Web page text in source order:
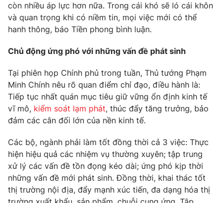
còn nhiều áp lực hơn nữa. Trong cái khó sẽ ló cái khôn
và quan trọng khi có niềm tin, mọi việc mới có thể
hanh thông, báo Tiền phong bình luận.
Chủ động ứng phó với những vấn đề phát sinh
Tại phiên họp Chính phủ trong tuần, Thủ tướng Phạm
Minh Chính nêu rõ quan điểm chỉ đạo, điều hành là:
Tiếp tục nhất quán mục tiêu giữ vững ổn định kinh tế
vĩ mô, kiểm soát lạm phát, thúc đẩy tăng trưởng, bảo
đảm các cân đối lớn của nền kinh tế.
Các bộ, ngành phải làm tốt đồng thời cả 3 việc: Thực
hiện hiệu quả các nhiệm vụ thường xuyên; tập trung
xử lý các vấn đề tồn đọng kéo dài; ứng phó kịp thời
những vấn đề mới phát sinh. Đồng thời, khai thác tốt
thị trường nội địa, đẩy mạnh xúc tiến, đa dạng hóa thị